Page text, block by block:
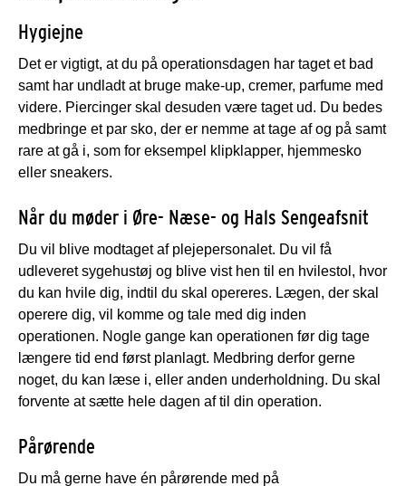
Hygiejne
Det er vigtigt, at du på operationsdagen har taget et bad
samt har undladt at bruge make-up, cremer, parfume med
videre. Piercinger skal desuden være taget ud. Du bedes
medbringe et par sko, der er nemme at tage af og på samt
rare at gå i, som for eksempel klipklapper, hjemmesko
eller sneakers.
Når du møder i Øre- Næse- og Hals Sengeafsnit
Du vil blive modtaget af plejepersonalet. Du vil få
udleveret sygehustøj og blive vist hen til en hvilestol, hvor
du kan hvile dig, indtil du skal opereres. Lægen, der skal
operere dig, vil komme og tale med dig inden
operationen. Nogle gange kan operationen før dig tage
længere tid end først planlagt. Medbring derfor gerne
noget, du kan læse i, eller anden underholdning. Du skal
forvente at sætte hele dagen af til din operation.
Pårørende
Du må gerne have én pårørende med på